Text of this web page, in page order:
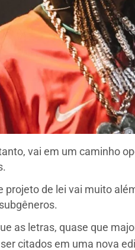
vai em um caminho
projeto de lei vai muito
as letras, quase que
citados em uma nova